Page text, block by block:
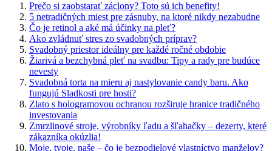
Prečo si zaobstarať záclony? Toto sú ich benefity!
5 netradičných miest pre zásnuby, na ktoré nikdy nezabudne
Čo je retinol a aké má účinky na pleť?
Ako zvládnuť stres zo svadobných príprav?
Svadobný priestor ideálny pre každé ročné obdobie
Žiarivá a bezchybná pleť na svadbu: Tipy a rady pre budúce
nevesty
Svadobná torta na mieru aj nastylovanie candy baru. Ako
fungujú Sladkosti pre hosti?
Zlato s hologramovou ochranou rozširuje hranice tradičného
investovania
Zmrzlinové stroje, výrobníky ľadu a šľahačky – dezerty, které
zákazníka okúzlia!
Moje, tvoje, naše – čo je bezpodielové vlastníctvo manželov?